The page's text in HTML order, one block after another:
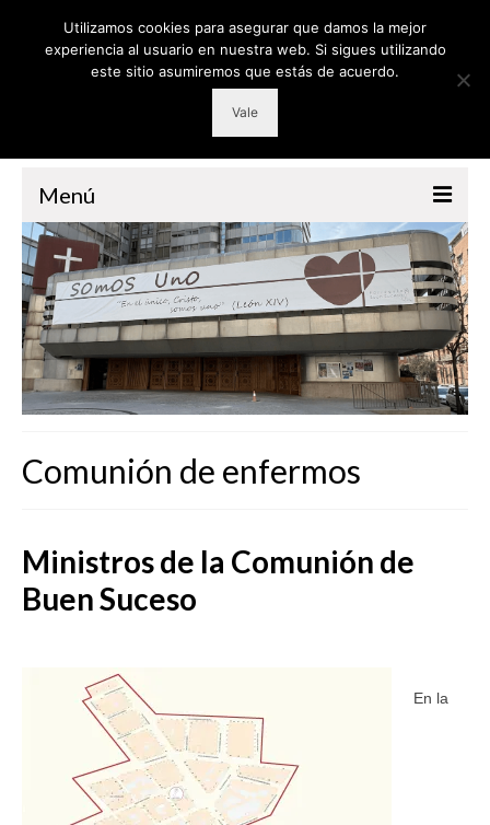
Menú
PARROQUIA
GRUPOS
RETIROS
CATEQUESIS
LITURGIA
COF
BUENOS SUCESOS
Comunión de enfermos
Ministros de la Comunión de
Buen Suceso
En la
Utilizamos cookies para asegurar que damos la mejor
experiencia al usuario en nuestra web. Si sigues utilizando
este sitio asumiremos que estás de acuerdo.
Vale